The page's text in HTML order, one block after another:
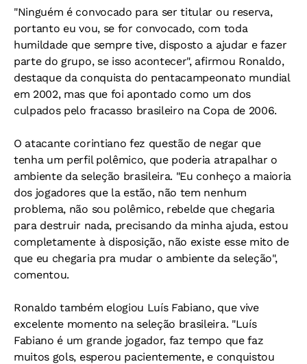
"Ninguém é convocado para ser titular ou reserva,
portanto eu vou, se for convocado, com toda
humildade que sempre tive, disposto a ajudar e fazer
parte do grupo, se isso acontecer", afirmou Ronaldo,
destaque da conquista do pentacampeonato mundial
em 2002, mas que foi apontado como um dos
culpados pelo fracasso brasileiro na Copa de 2006.
O atacante corintiano fez questão de negar que
tenha um perfil polêmico, que poderia atrapalhar o
ambiente da seleção brasileira. "Eu conheço a maioria
dos jogadores que la estão, não tem nenhum
problema, não sou polêmico, rebelde que chegaria
para destruir nada, precisando da minha ajuda, estou
completamente à disposição, não existe esse mito de
que eu chegaria pra mudar o ambiente da seleção",
comentou.
Ronaldo também elogiou Luís Fabiano, que vive
excelente momento na seleção brasileira. "Luís
Fabiano é um grande jogador, faz tempo que faz
muitos gols, esperou pacientemente, e conquistou